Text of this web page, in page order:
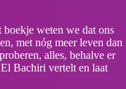
boekje weten we dat ons
met nóg meer leven dan
alles, behalve er
Bachiri vertelt en laat